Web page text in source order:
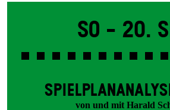
So - 20.
von und mit Harald